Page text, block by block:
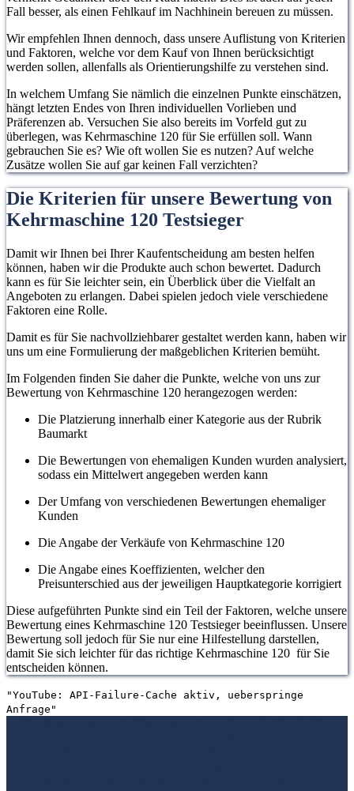
Fall besser, als einen Fehlkauf im Nachhinein bereuen zu müssen.
Wir empfehlen Ihnen dennoch, dass unsere Auflistung von Kriterien
und Faktoren, welche vor dem Kauf von Ihnen berücksichtigt
werden sollen, allenfalls als Orientierungshilfe zu verstehen sind.
In welchem Umfang Sie nämlich die einzelnen Punkte einschätzen,
hängt letzten Endes von Ihren individuellen Vorlieben und
Präferenzen ab. Versuchen Sie also bereits im Vorfeld gut zu
überlegen, was Kehrmaschine 120 für Sie erfüllen soll. Wann
gebrauchen Sie es? Wie oft wollen Sie es nutzen? Auf welche
Zusätze wollen Sie auf gar keinen Fall verzichten?
Die Kriterien für unsere Bewertung von
Kehrmaschine 120 Testsieger
Damit wir Ihnen bei Ihrer Kaufentscheidung am besten helfen
können, haben wir die Produkte auch schon bewertet. Dadurch
kann es für Sie leichter sein, ein Überblick über die Vielfalt an
Angeboten zu erlangen. Dabei spielen jedoch viele verschiedene
Faktoren eine Rolle.
Damit es für Sie nachvollziehbarer gestaltet werden kann, haben wir
uns um eine Formulierung der maßgeblichen Kriterien bemüht.
Im Folgenden finden Sie daher die Punkte, welche von uns zur
Bewertung von Kehrmaschine 120 herangezogen werden:
Die Platzierung innerhalb einer Kategorie aus der Rubrik
Baumarkt
Die Bewertungen von ehemaligen Kunden wurden analysiert,
sodass ein Mittelwert angegeben werden kann
Der Umfang von verschiedenen Bewertungen ehemaliger
Kunden
Die Angabe der Verkäufe von Kehrmaschine 120
Die Angabe eines Koeffizienten, welcher den
Preisunterschied aus der jeweiligen Hauptkategorie korrigiert
Diese aufgeführten Punkte sind ein Teil der Faktoren, welche unsere
Bewertung eines Kehrmaschine 120 Testsieger beeinflussen. Unsere
Bewertung soll jedoch für Sie nur eine Hilfestellung darstellen,
damit Sie sich leichter für das richtige Kehrmaschine 120 für Sie
entscheiden können.
"YouTube: API-Failure-Cache aktiv, ueberspringe
Anfrage"